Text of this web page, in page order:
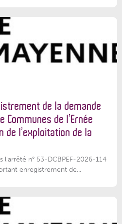
de la demande
Communes de l’Ernée
de l’exploitation de la
l'arrêté n° 53-DCBPEF-2026-114
enregistrement de...